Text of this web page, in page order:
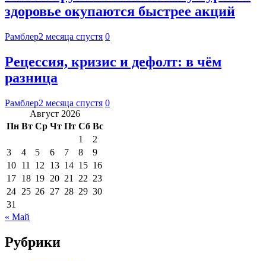
здоровье окупаются быстрее акций
Рамблер2 месяца спустя 0
Рецессия, кризис и дефолт: в чём
разница
Рамблер2 месяца спустя 0
Август 2026
Пн Вт Ср Чт Пт Сб Вс
1
2
3
4 5 6 7 8
9
10 11 12 13 14 15 16
17 18 19 20 21 22 23
24 25 26 27 28 29 30
31
« Май
Рубрики